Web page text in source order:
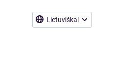
Lietuviškai